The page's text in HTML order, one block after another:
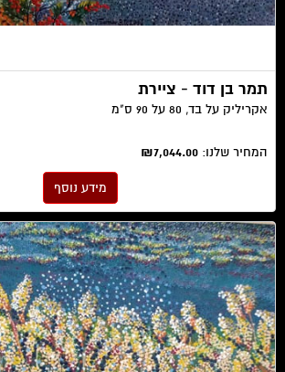
תמר בן דוד - ציירת
אקריליק על בד, 80 על 90 ס"מ
המחיר שלנו: ₪7,044.00
מידע נוסף